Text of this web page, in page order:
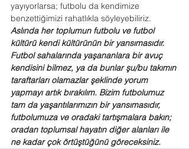
yayıyorlarsa; futbolu da kendimize
benzettiğimizi rahatlıkla söyleyebiliriz.
Aslında her toplumun futbolu ve futbol
kültürü kendi kültürünün bir yansımasıdır.
Futbol sahalarında yaşananlara bir avuç
kendisini bilmez, ya da bunlar şu/bu takımın
taraftarları olamazlar şeklinde yorum
yapmayı artık bırakılım. Bizim futbolumuz
tam da yaşantılarımızın bir yansımasıdır,
futbolumuza ve oradaki tartışmalara bakın;
oradan toplumsal hayatın diğer alanları ile
ne kadar çok örtüştüğünü göreceksiniz.